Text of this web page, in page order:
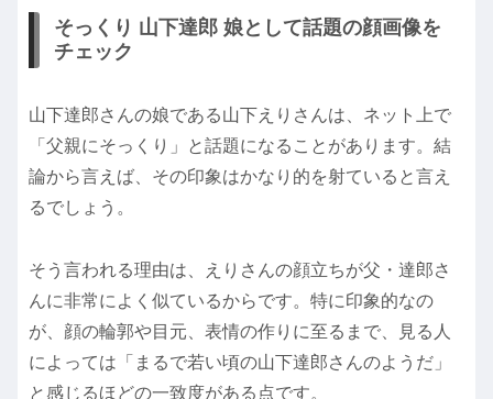
そっくり 山下達郎 娘として話題の顔画像を
チェック
山下達郎さんの娘である山下えりさんは、ネット上で
「父親にそっくり」と話題になることがあります。結
論から言えば、その印象はかなり的を射ていると言え
るでしょう。
そう言われる理由は、えりさんの顔立ちが父・達郎さ
んに非常によく似ているからです。特に印象的なの
が、顔の輪郭や目元、表情の作りに至るまで、見る人
によっては「まるで若い頃の山下達郎さんのようだ」
と感じるほどの一致度がある点です。